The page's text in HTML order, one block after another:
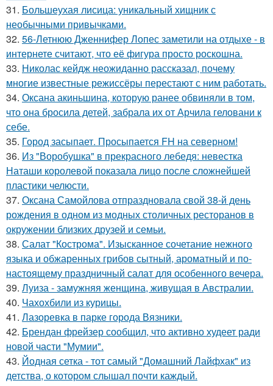
31. Большеухая лисица: уникальный хищник с
необычными привычками.
32. 56-Летнюю Дженнифер Лопес заметили на отдыхе - в
интернете считают, что её фигура просто роскошна.
33. Николас кейдж неожиданно рассказал, почему
многие известные режиссёры перестают с ним работать.
34. Оксана акиньшина, которую ранее обвиняли в том,
что она бросила детей, забрала их от Арчила геловани к
себе.
35. Город засыпает. Просыпается FH на северном!
36. Из "Воробушка" в прекрасного лебедя: невестка
Наташи королевой показала лицо после сложнейшей
пластики челюсти.
37. Оксана Самойлова отпраздновала свой 38-й день
рождения в одном из модных столичных ресторанов в
окружении близких друзей и семьи.
38. Салат "Кострома". Изысканное сочетание нежного
языка и обжаренных грибов сытный, ароматный и по-
настоящему праздничный салат для особенного вечера.
39. Луиза - замужняя женщина, живущая в Австралии.
40. Чахохбили из курицы.
41. Лазоревка в парке города Вязники.
42. Брендан фрейзер сообщил, что активно худеет ради
новой части "Мумии".
43. Йодная сетка - тот самый "Домашний Лайфхак" из
детства, о котором слышал почти каждый.